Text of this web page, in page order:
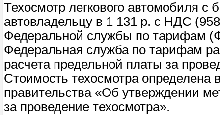
Техосмотр легкового автомобиля с
автовладельцу в 1 131 р. с НДС
Федеральной службы по тарифам
Федеральная служба по тарифам
расчета предельной платы за
Стоимость техосмотра определена
правительства «Об утверждении
за проведение техосмотра».